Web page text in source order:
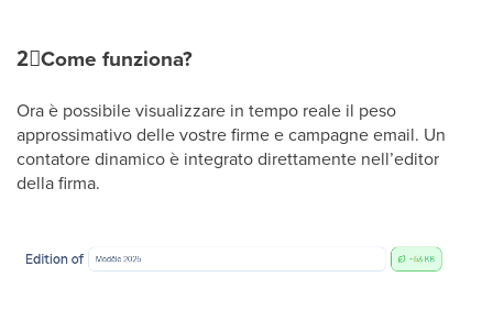
2⃣Come funziona?
Ora è possibile visualizzare in tempo reale il peso
approssimativo delle vostre firme e campagne email. Un
contatore dinamico è integrato direttamente nell’editor
della firma.